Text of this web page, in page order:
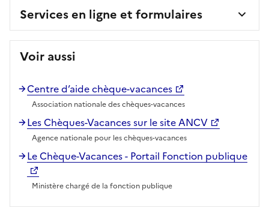
Services en ligne et formulaires
Voir aussi
Centre d’aide chèque-vacances
Association nationale des chèques-vacances
Les Chèques-Vacances sur le site ANCV
Agence nationale pour les chèques-vacances
Le Chèque-Vacances - Portail Fonction publique
Ministère chargé de la fonction publique